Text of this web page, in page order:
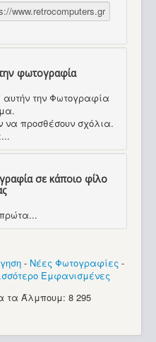
φωτογραφία
αυτήν την Φωτογραφία
να προσθέσουν σχόλια.
σε κάποιο φίλο
- Νέες Φωτογραφίες -
Εμφανισμένες
τα Άλμπουμ: 8 295